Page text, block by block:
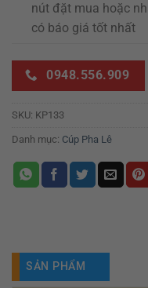
nút đặt mua hoặc
có báo giá tốt nhất
0948.556.909
SKU: KP133
Danh mục: Cúp Pha Lê
SẢN PHẨM